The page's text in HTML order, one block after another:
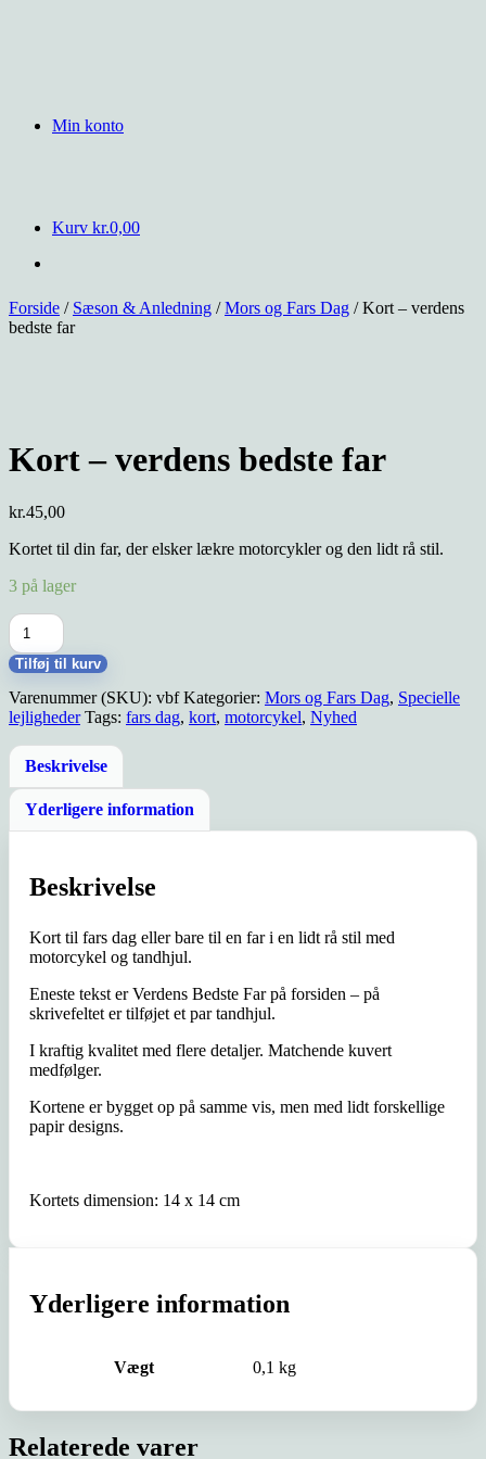
Min konto
Kurv kr.0,00
Forside / Sæson & Anledning /Mors og Fars Dag / Kort – verdens
bedste far
Kort – verdens bedste far
kr.45,00
Kortet til din far, der elsker lækre motorcykler og den lidt rå stil.
3 på lager
Kort
-
verdens
far
antal
Tilføj til kurv
Varenummer (SKU): vbf Kategorier: Mors og Fars Dag, Specielle
lejligheder Tags: fars dag, kort, motorcykel, Nyhed
Beskrivelse
Yderligere information
Beskrivelse
Kort til fars dag eller bare til en far i en lidt rå stil med
motorcykel og tandhjul.
Eneste tekst er Verdens Bedste Far på forsiden – på
skrivefeltet er tilføjet et par tandhjul.
I kraftig kvalitet med flere detaljer. Matchende kuvert
medfølger.
Kortene er bygget op på samme vis, men med lidt forskellige
papir designs.
Kortets dimension: 14 x 14 cm
Yderligere information
Vægt 0,1 kg
Relaterede varer